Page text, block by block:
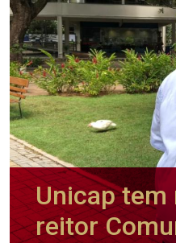
Unicap tem
reitor